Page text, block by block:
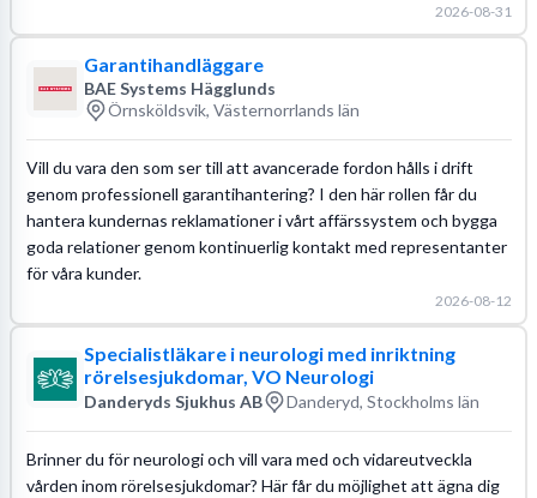
2026-08-31
Garantihandläggare
BAE Systems Hägglunds
Örnsköldsvik, Västernorrlands län
Vill du vara den som ser till att avancerade fordon hålls i drift
genom professionell garantihantering? I den här rollen får du
hantera kundernas reklamationer i vårt affärssystem och bygga
goda relationer genom kontinuerlig kontakt med representanter
för våra kunder.
2026-08-12
Specialistläkare i neurologi med inriktning
rörelsesjukdomar, VO Neurologi
Danderyds Sjukhus AB Danderyd, Stockholms län
Brinner du för neurologi och vill vara med och vidareutveckla
vården inom rörelsesjukdomar? Här får du möjlighet att ägna dig